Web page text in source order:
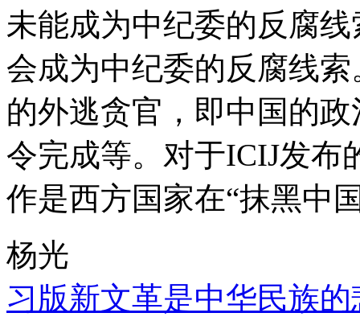
未能成为中纪委的反腐
会成为中纪委的反腐线
的外逃贪官，即中国的
令完成等。对于ICIJ发布
作是西方国家在“抹黑中
杨光
习版新文革是中华民族的